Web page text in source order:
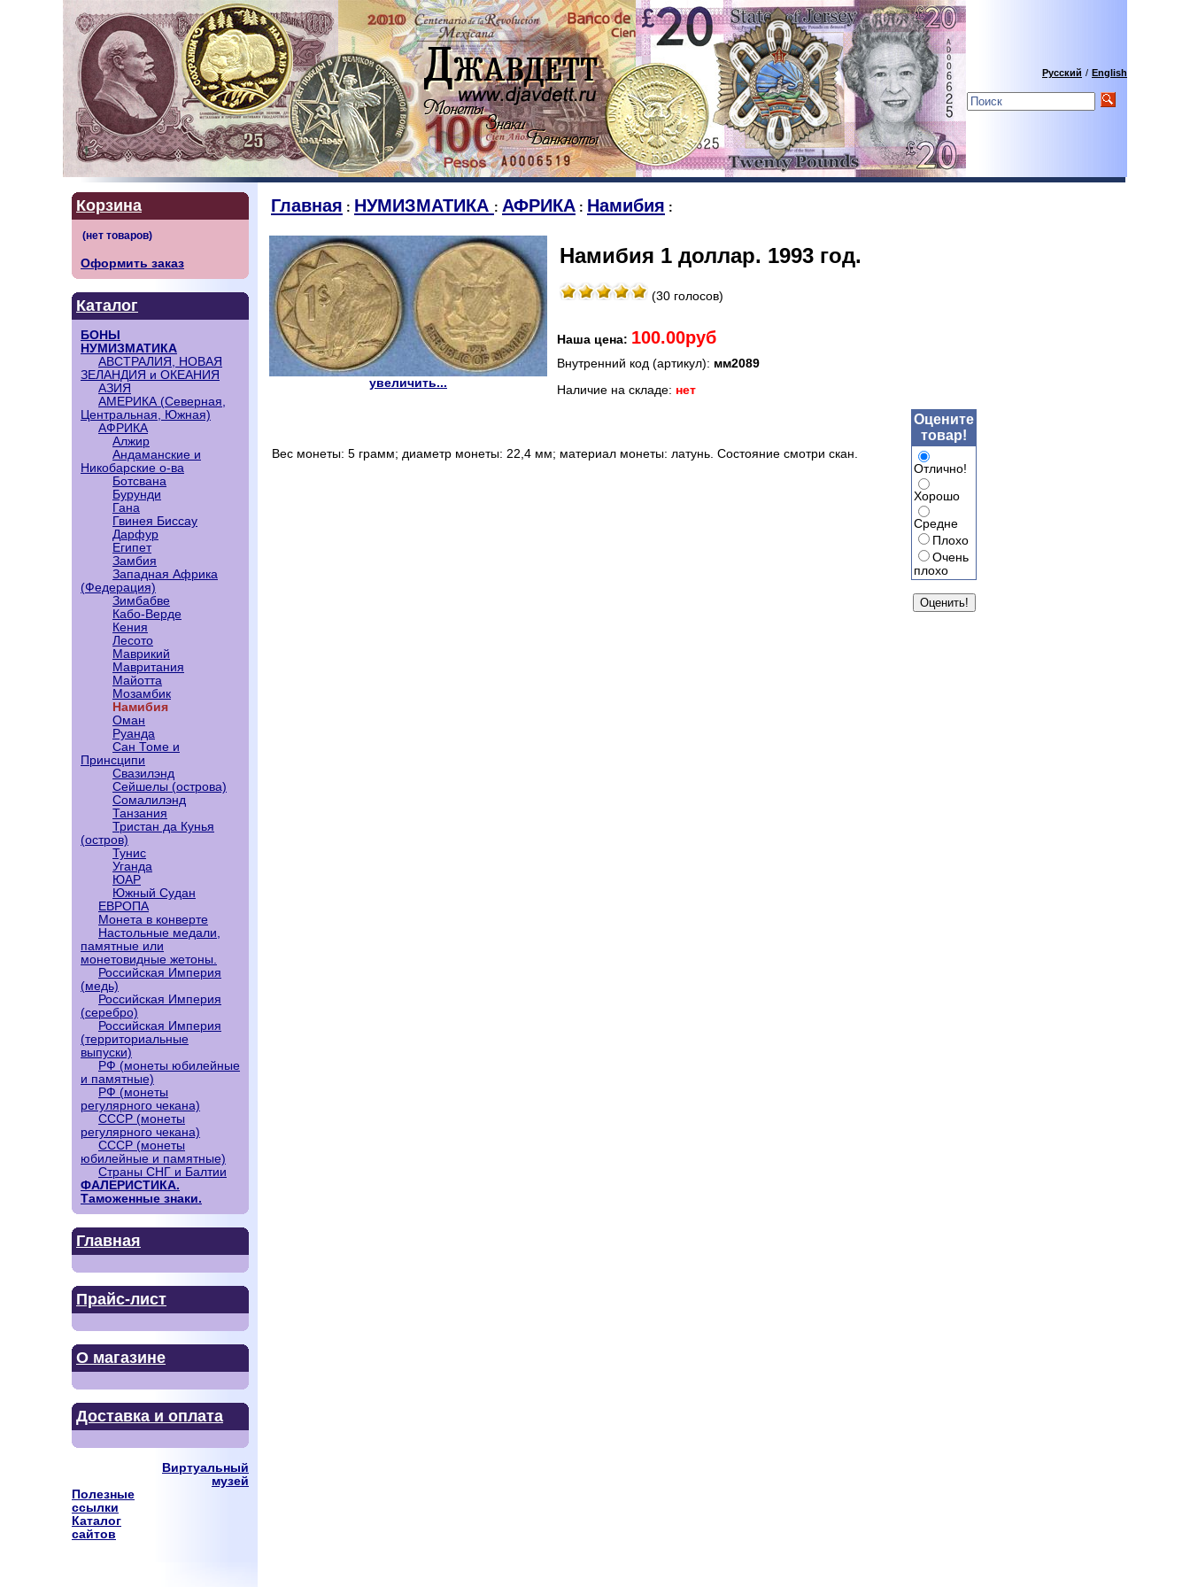
Русский / English
Корзина
Оформить заказ
Каталог
БОНЫ
НУМИЗМАТИКА
АВСТРАЛИЯ, НОВАЯ
ЗЕЛАНДИЯ и ОКЕАНИЯ
АЗИЯ
АМЕРИКА (Северная,
Центральная, Южная)
АФРИКА
Алжир
Андаманские и
Никобарские о-ва
Ботсвана
Бурунди
Гана
Гвинея Биссау
Дарфур
Египет
Замбия
Западная Африка
(Федерация)
Зимбабве
Кабо-Верде
Кения
Лесото
Маврикий
Мавритания
Майотта
Мозамбик
Намибия
Оман
Руанда
Сан Томе и
Принсципи
Свазилэнд
Сейшелы (острова)
Сомалилэнд
Танзания
Тристан да Кунья
(остров)
Тунис
Уганда
ЮАР
Южный Судан
ЕВРОПА
Монета в конверте
Настольные медали,
памятные или
монетовидные жетоны.
Российская Империя
(медь)
Российская Империя
(серебро)
Российская Империя
(территориальные
выпуски)
РФ (монеты юбилейные
и памятные)
РФ (монеты
регулярного чекана)
СССР (монеты
регулярного чекана)
СССР (монеты
юбилейные и памятные)
Страны СНГ и Балтии
ФАЛЕРИСТИКА.
Таможенные знаки.
Главная
Прайс-лист
О магазине
Доставка и оплата
Виртуальный
музей
Полезные
ссылки
Каталог
сайтов
Главная : НУМИЗМАТИКА : АФРИКА : Намибия :
увеличить...
Намибия 1 доллар. 1993 год.
(30 голосов)
Наша цена: 100.00руб
Внутренний код (артикул): мм2089
Наличие на складе: нет
Вес монеты: 5 грамм; диаметр монеты: 22,4 мм; материал монеты: латунь. Состояние смотри скан.
Оцените
товар!
Отлично!
Хорошо
Средне
Плохо
Очень
плохо